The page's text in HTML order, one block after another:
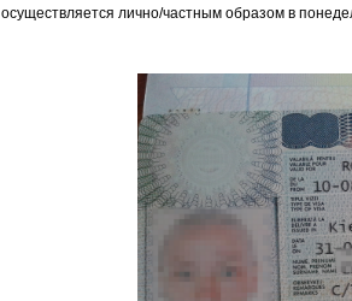
осуществляется лично/частным образом в